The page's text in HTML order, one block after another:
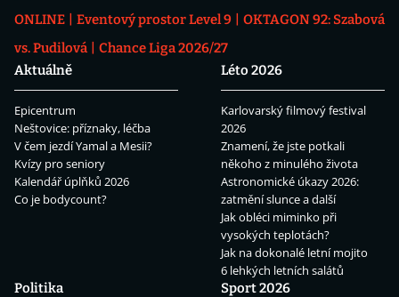
ONLINE
Eventový prostor Level 9
OKTAGON 92: Szabová
vs. Pudilová
Chance Liga 2026/27
Aktuálně
Epicentrum
Neštovice: příznaky, léčba
V čem jezdí Yamal a Mesii?
Kvízy pro seniory
Kalendář úplňků 2026
Co je bodycount?
Léto 2026
Karlovarský filmový festival
2026
Znamení, že jste potkali
někoho z minulého života
Astronomické úkazy 2026:
zatmění slunce a další
Jak obléci miminko při
vysokých teplotách?
Jak na dokonalé letní mojito
6 lehkých letních salátů
Politika
Sport 2026